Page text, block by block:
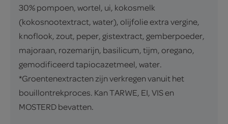
30% pompoen, wortel, ui, kokosmelk
(kokosnootextract, water), olijfolie extra vergine,
knoflook, zout, peper, gistextract, gemberpoeder,
majoraan, rozemarijn, basilicum, tijm, oregano,
gemodificeerd tapiocazetmeel, water.
*Groentenextracten zijn verkregen vanuit het
bouillontrekproces. Kan TARWE, EI, VIS en
MOSTERD bevatten.